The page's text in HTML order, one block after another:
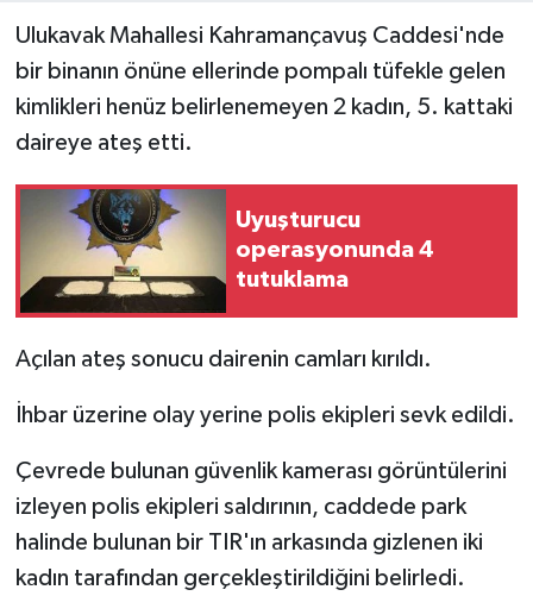
Ulukavak Mahallesi Kahramançavuş Caddesi'nde
bir binanın önüne ellerinde pompalı tüfekle gelen
kimlikleri henüz belirlenemeyen 2 kadın, 5. kattaki
daireye ateş etti.
Uyuşturucu
operasyonunda 4
tutuklama
Açılan ateş sonucu dairenin camları kırıldı.
İhbar üzerine olay yerine polis ekipleri sevk edildi.
Çevrede bulunan güvenlik kamerası görüntülerini
izleyen polis ekipleri saldırının, caddede park
halinde bulunan bir TIR'ın arkasında gizlenen iki
kadın tarafından gerçekleştirildiğini belirledi.